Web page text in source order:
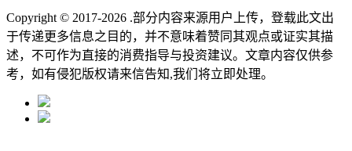
Copyright © 2017-2026 .部分内容来源用户上传，登载此文出
于传递更多信息之目的，并不意味着赞同其观点或证实其描
述，不可作为直接的消费指导与投资建议。文章内容仅供参
考，如有侵犯版权请来信告知,我们将立即处理。